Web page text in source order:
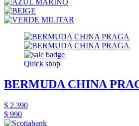
Quick shop
BERMUDA CHINA
$ 2.390
$ 990